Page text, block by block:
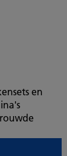
en